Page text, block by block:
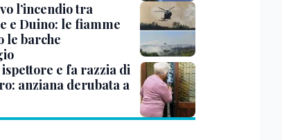
l’incendio tra
e Duino: le fiamme
le barche
e fa razzia di
anziana derubata a